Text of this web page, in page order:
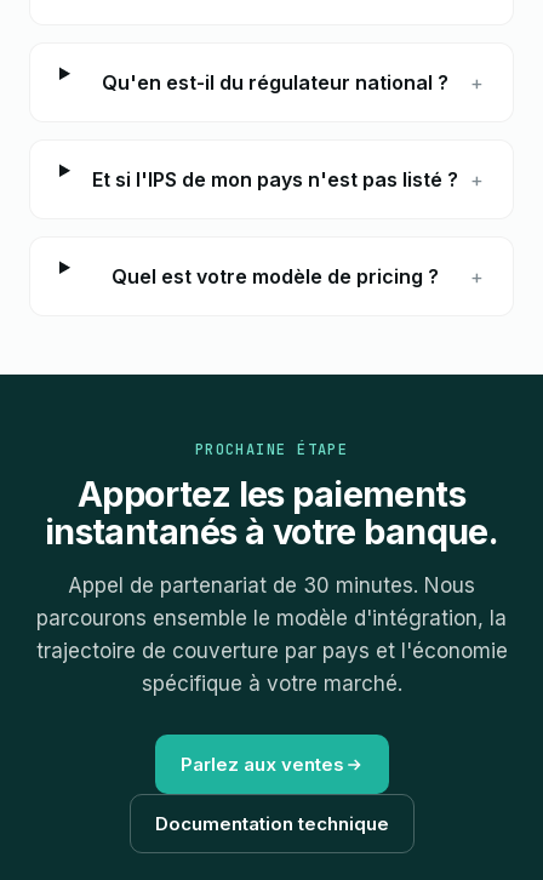
Qu'en est-il du régulateur national ? +
Et si l'IPS de mon pays n'est pas listé ? +
Quel est votre modèle de pricing ? +
PROCHAINE ÉTAPE
Apportez les paiements
instantanés à votre banque.
Appel de partenariat de 30 minutes. Nous
parcourons ensemble le modèle d'intégration, la
trajectoire de couverture par pays et l'économie
spécifique à votre marché.
Parlez aux ventes
Documentation technique